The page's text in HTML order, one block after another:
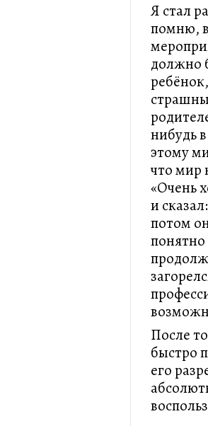
Я стал
помню,
должно
нибудь
этому
что мир
«Очень
и
потом
понятно
После
быстро
его